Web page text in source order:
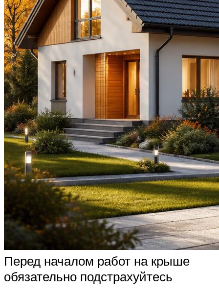
Перед началом работ на крыше
обязательно подстрахуйтесь